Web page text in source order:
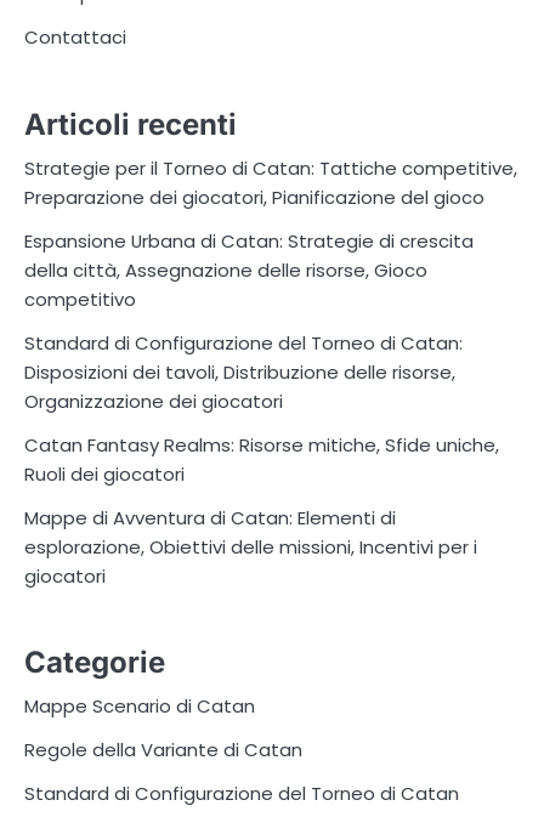
Contattaci
Articoli recenti
Strategie per il Torneo di Catan: Tattiche competitive,
Preparazione dei giocatori, Pianificazione del gioco
Espansione Urbana di Catan: Strategie di crescita
della città, Assegnazione delle risorse, Gioco
competitivo
Standard di Configurazione del Torneo di Catan:
Disposizioni dei tavoli, Distribuzione delle risorse,
Organizzazione dei giocatori
Catan Fantasy Realms: Risorse mitiche, Sfide uniche,
Ruoli dei giocatori
Mappe di Avventura di Catan: Elementi di
esplorazione, Obiettivi delle missioni, Incentivi per i
giocatori
Categorie
Mappe Scenario di Catan
Regole della Variante di Catan
Standard di Configurazione del Torneo di Catan